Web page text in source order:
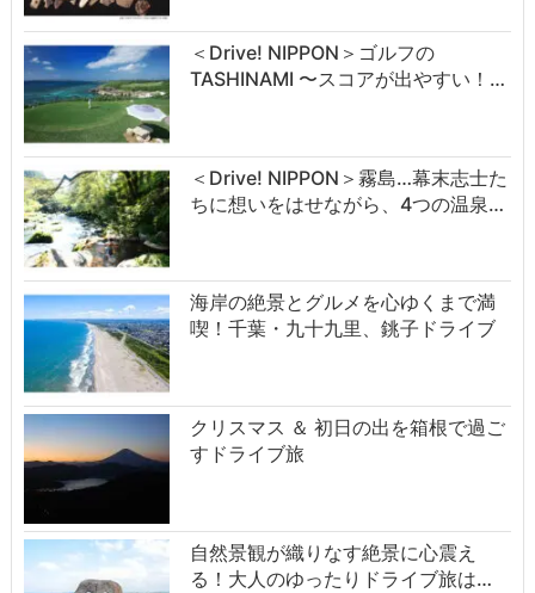
＜Drive! NIPPON＞ゴルフの
TASHINAMI 〜スコアが出やすい！…
＜Drive! NIPPON＞霧島…幕末志士た
ちに想いをはせながら、4つの温泉…
海岸の絶景とグルメを心ゆくまで満
喫！千葉・九十九里、銚子ドライブ
クリスマス ＆ 初日の出を箱根で過ご
すドライブ旅
自然景観が織りなす絶景に心震え
る！大人のゆったりドライブ旅は…